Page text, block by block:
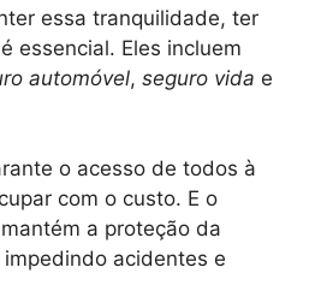
essa tranquilidade, ter
essencial. Eles incluem
automóvel, seguro vida e
o acesso de todos à
com o custo. E o
mantém a proteção da
acidentes e